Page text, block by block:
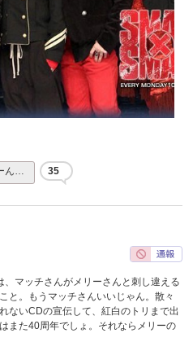
ん… 35
、マッチさんがメリーさんと刺し違える
と。もうマッチさんいいじゃん。散々
ないCDの宣伝して、紅白のトリまで出
また40周年でしょ。それならメリーの